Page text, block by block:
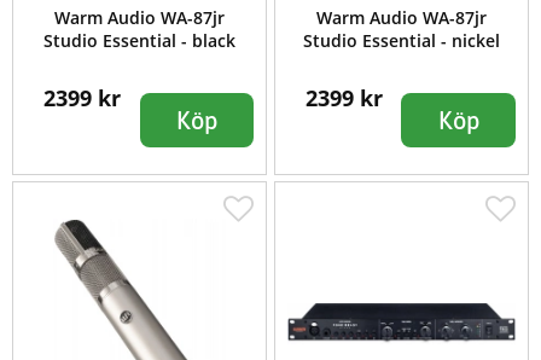
Warm Audio WA-87jr
Studio Essential - black
2399 kr
Köp
Warm Audio WA-87jr
Studio Essential - nickel
2399 kr
Köp